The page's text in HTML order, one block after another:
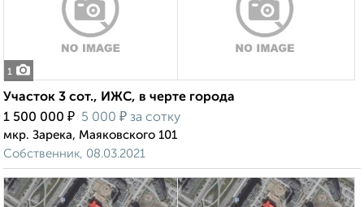
1
Участок 3 сот., ИЖС, в черте города
1 500 000 ₽ 5 000 ₽ за сотку
мкр. Зарека, Маяковского 101
Собственник, 08.03.2021